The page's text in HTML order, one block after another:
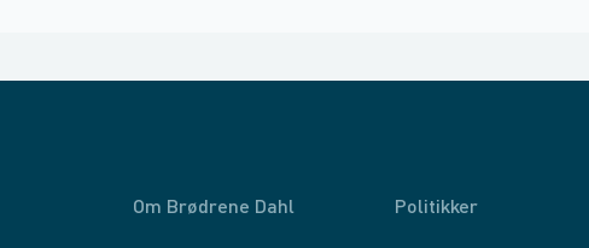
Om Brødrene Dahl Politikker